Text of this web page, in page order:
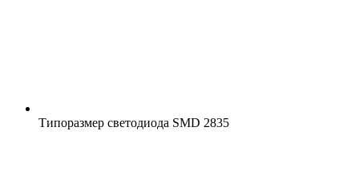
Типоразмер светодиода SMD 2835